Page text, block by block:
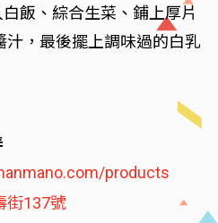
飯、綜合生菜、鋪上厚片
，最後擺上調味過的白乳
products
街137號